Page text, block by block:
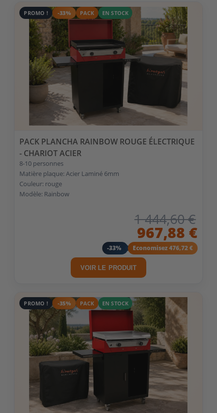
PROMO ! -33% PACK EN STOCK
PACK PLANCHA RAINBOW ROUGE ÉLECTRIQUE
- CHARIOT ACIER
8-10 personnes
Matière plaque: Acier Laminé 6mm
Couleur: rouge
Modèle: Rainbow
1 444,60 €
967,88 €
-33% Economisez 476,72 €
VOIR LE PRODUIT
PROMO ! -35% PACK EN STOCK